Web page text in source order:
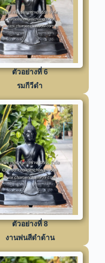
ตัวอย่างที่ 6
รมกีวีดำ
ตัวอย่างที่ 8
งานพ่นสีดำด้าน